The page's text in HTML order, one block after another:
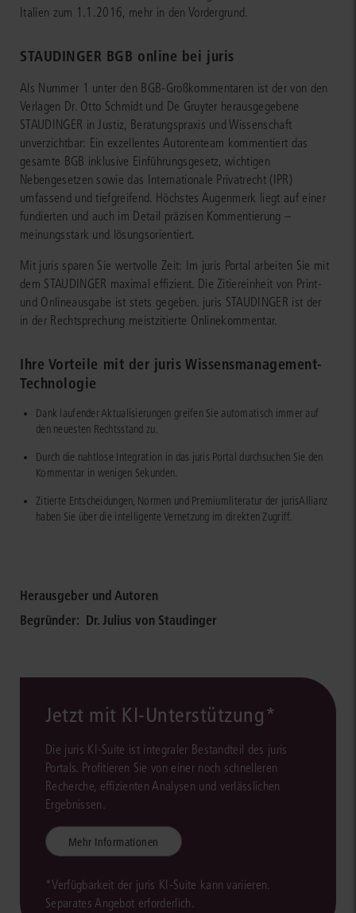
Italien zum 1.1.2016, mehr in den Vordergrund.
STAUDINGER BGB online bei juris
Als Nummer 1 unter den BGB-Großkommentaren ist der von den
Verlagen Dr. Otto Schmidt und De Gruyter herausgegebene
STAUDINGER in Justiz, Beratungspraxis und Wissenschaft
unverzichtbar: Ein exzellentes Autorenteam kommentiert das
gesamte BGB inklusive Einführungsgesetz, wichtigen
Nebengesetzen sowie das Internationale Privatrecht (IPR)
umfassend und tiefgreifend. Höchstes Augenmerk liegt auf einer
fundierten und auch im Detail präzisen Kommentierung –
meinungsstark und lösungsorientiert.
Mit juris sparen Sie wertvolle Zeit: Im juris Portal arbeiten Sie mit
dem STAUDINGER maximal effizient. Die Zitiereinheit von Print-
und Onlineausgabe ist stets gegeben. juris STAUDINGER ist der
in der Rechtsprechung meistzitierte Onlinekommentar.
Ihre Vorteile mit der juris Wissensmanagement-
Technologie
Dank laufender Aktualisierungen greifen Sie automatisch immer auf
den neuesten Rechtsstand zu.
Durch die nahtlose Integration in das juris Portal durchsuchen Sie den
Kommentar in wenigen Sekunden.
Zitierte Entscheidungen, Normen und Premiumliteratur der jurisAllianz
haben Sie über die intelligente Vernetzung im direkten Zugriff.
Herausgeber und Autoren
Begründer: Dr. Julius von Staudinger
Jetzt mit KI-Unterstützung*
Die juris KI-Suite ist integraler Bestandteil des juris
Portals. Profitieren Sie von einer noch schnelleren
Recherche, effizienten Analysen und verlässlichen
Ergebnissen.
Mehr Informationen
*Verfügbarkeit der juris KI-Suite kann variieren.
Separates Angebot erforderlich.